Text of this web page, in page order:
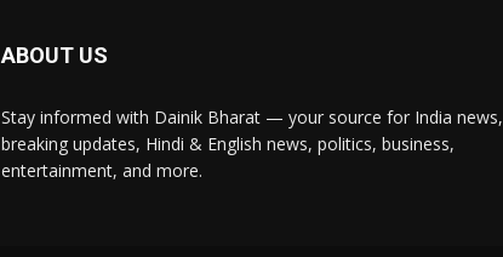
ABOUT US
Stay informed with Dainik Bharat — your source for India news,
breaking updates, Hindi & English news, politics, business,
entertainment, and more.